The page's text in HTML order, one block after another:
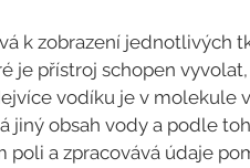
k zobrazení jednotlivých
je přístroj schopen
vodíku je v molekule
obsah vody a podle
a zpracovává údaje